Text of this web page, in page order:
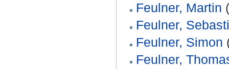
Feulner, Martin
Feulner,
Feulner, Simon
Feulner,